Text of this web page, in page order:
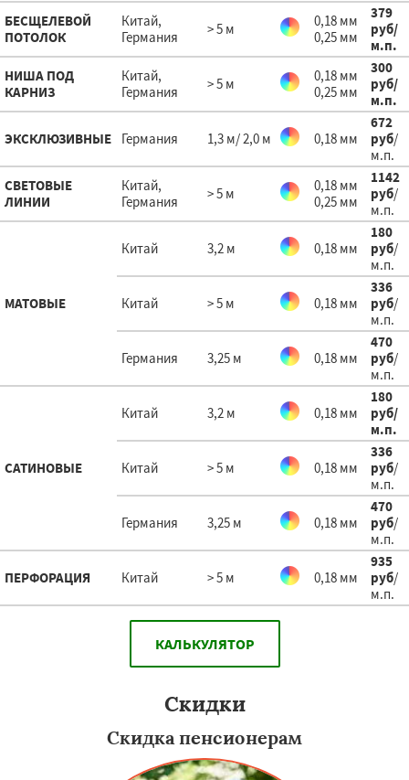
БЕСЩЕЛЕВОЙ
ПОТОЛОК
Китай,
Германия
> 5 м
0,18 мм
0,25 мм
379
руб/
м.п.
НИША ПОД
КАРНИЗ
Китай,
Германия
> 5 м
0,18 мм
0,25 мм
300
руб/
м.п.
ЭКСКЛЮЗИВНЫЕ Германия 1,3 м/ 2,0 м 0,18 мм
672
руб/
м.п.
СВЕТОВЫЕ
ЛИНИИ
Китай,
Германия
> 5 м
0,18 мм
0,25 мм
1142
руб/
м.п.
МАТОВЫЕ
Китай 3,2 м 0,18 мм
180
руб/
м.п.
Китай > 5 м 0,18 мм
336
руб/
м.п.
Германия 3,25 м 0,18 мм
470
руб/
м.п.
САТИНОВЫЕ
Китай 3,2 м 0,18 мм
180
руб/
м.п.
Китай > 5 м 0,18 мм
336
руб/
м.п.
Германия 3,25 м 0,18 мм
470
руб/
м.п.
ПЕРФОРАЦИЯ Китай > 5 м 0,18 мм
935
руб/
м.п.
КАЛЬКУЛЯТОР
Скидки
Скидка пенсионерам